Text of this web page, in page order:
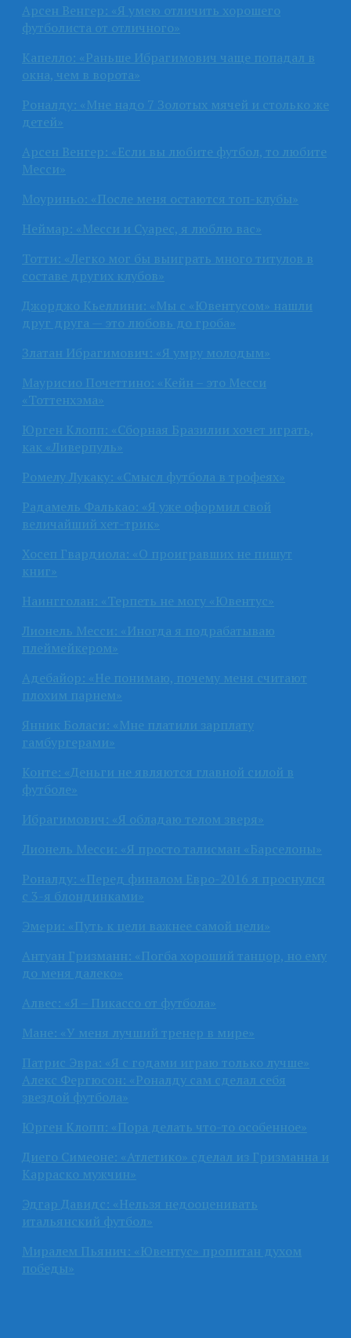
Арсен Венгер: «Я умею отличить хорошего
футболиста от отличного»
Капелло: «Раньше Ибрагимович чаще попадал в
окна, чем в ворота»
Роналду: «Мне надо 7 Золотых мячей и столько же
детей»
Арсен Венгер: «Если вы любите футбол, то любите
Месси»
Моуриньо: «После меня остаются топ-клубы»
Неймар: «Месси и Суарес, я люблю вас»
Тотти: «Легко мог бы выиграть много титулов в
составе других клубов»
Джорджо Кьеллини: «Мы с «Ювентусом» нашли
друг друга — это любовь до гроба»
Златан Ибрагимович: «Я умру молодым»
Маурисио Почеттино: «Кейн – это Месси
«Тоттенхэма»
Юрген Клопп: «Сборная Бразилии хочет играть,
как «Ливерпуль»
Ромелу Лукаку: «Смысл футбола в трофеях»
Радамель Фалькао: «Я уже оформил свой
величайший хет-трик»
Хосеп Гвардиола: «О проигравших не пишут
книг»
Наингголан: «Терпеть не могу «Ювентус»
Лионель Месси: «Иногда я подрабатываю
плеймейкером»
Адебайор: «Не понимаю, почему меня считают
плохим парнем»
Янник Боласи: «Мне платили зарплату
гамбургерами»
Конте: «Деньги не являются главной силой в
футболе»
Ибрагимович: «Я обладаю телом зверя»
Лионель Месси: «Я просто талисман «Барселоны»
Роналду: «Перед финалом Евро-2016 я проснулся
с 3-я блондинками»
Эмери: «Путь к цели важнее самой цели»
Антуан Гризманн: «Погба хороший танцор, но ему
до меня далеко»
Алвес: «Я – Пикассо от футбола»
Мане: «У меня лучший тренер в мире»
Патрис Эвра: «Я с годами играю только лучше»
Алекс Фергюсон: «Роналду сам сделал себя
звездой футбола»
Юрген Клопп: «Пора делать что-то особенное»
Диего Симеоне: «Атлетико» сделал из Гризманна и
Карраско мужчин»
Эдгар Давидс: «Нельзя недооценивать
итальянский футбол»
Миралем Пьянич: «Ювентус» пропитан духом
победы»